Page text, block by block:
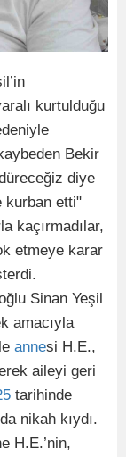
kurtulduğu
Bekir
diye
kurban etti"
kaçırmadılar,
etmeye karar
Sinan Yeşil
amacıyla
annesi H.E.,
aileyi geri
tarihinde
nikah kıydı.
H.E.’nin,